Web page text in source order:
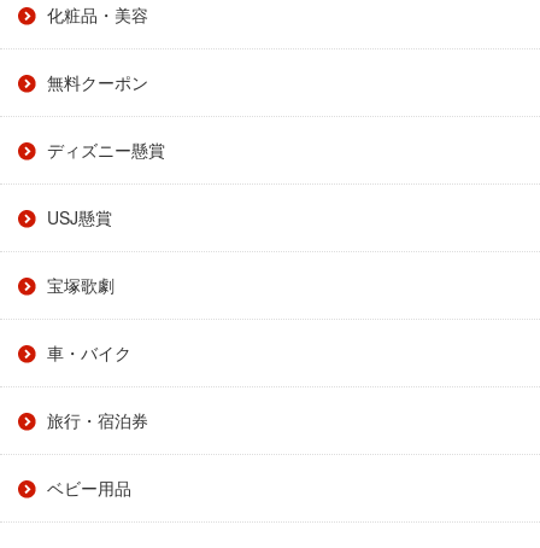
化粧品・美容
無料クーポン
ディズニー懸賞
USJ懸賞
宝塚歌劇
車・バイク
旅行・宿泊券
ベビー用品